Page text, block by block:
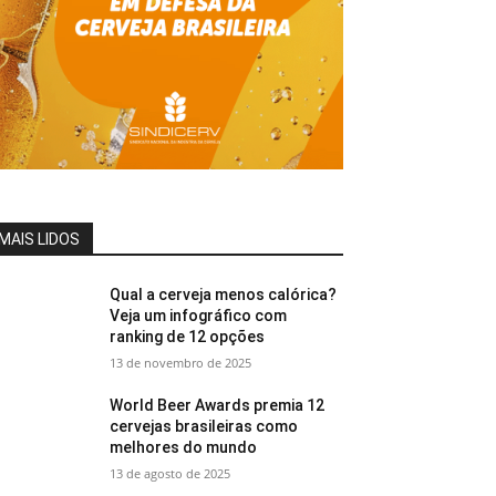
LIDOS
Qual a cerveja menos calórica?
Veja um infográfico com
ranking de 12 opções
13 de novembro de 2025
World Beer Awards premia 12
cervejas brasileiras como
melhores do mundo
13 de agosto de 2025